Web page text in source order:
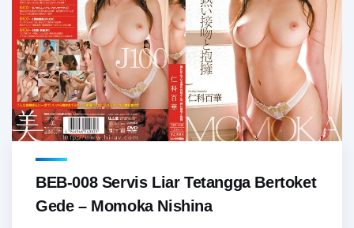
BEB-008 Servis Liar Tetangga Bertoket
Gede – Momoka Nishina